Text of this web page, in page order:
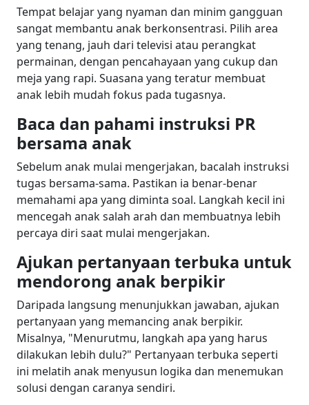
Tempat belajar yang nyaman dan minim gangguan
sangat membantu anak berkonsentrasi. Pilih area
yang tenang, jauh dari televisi atau perangkat
permainan, dengan pencahayaan yang cukup dan
meja yang rapi. Suasana yang teratur membuat
anak lebih mudah fokus pada tugasnya.
Baca dan pahami instruksi PR
bersama anak
Sebelum anak mulai mengerjakan, bacalah instruksi
tugas bersama-sama. Pastikan ia benar-benar
memahami apa yang diminta soal. Langkah kecil ini
mencegah anak salah arah dan membuatnya lebih
percaya diri saat mulai mengerjakan.
Ajukan pertanyaan terbuka untuk
mendorong anak berpikir
Daripada langsung menunjukkan jawaban, ajukan
pertanyaan yang memancing anak berpikir.
Misalnya, "Menurutmu, langkah apa yang harus
dilakukan lebih dulu?" Pertanyaan terbuka seperti
ini melatih anak menyusun logika dan menemukan
solusi dengan caranya sendiri.